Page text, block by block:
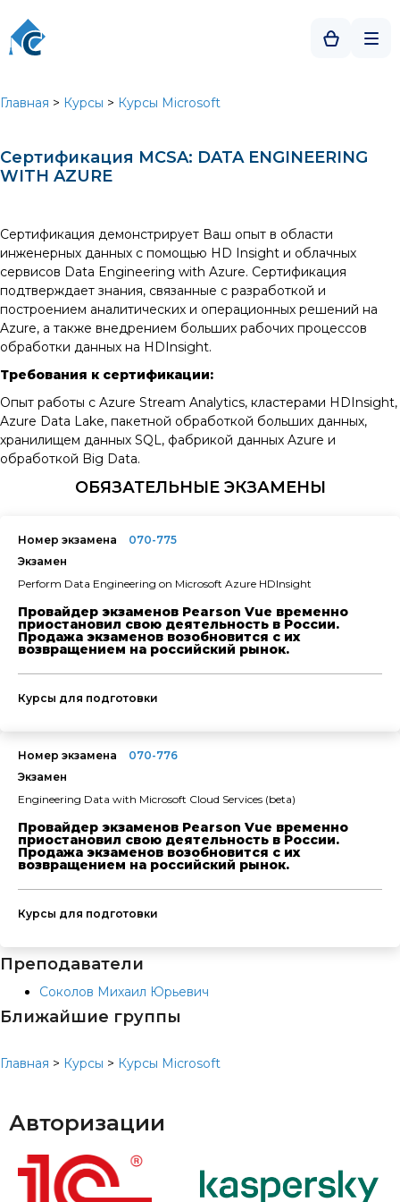
Главная > Курсы > Курсы Microsoft
Сертификация MCSA: DATA ENGINEERING
WITH AZURE
Cертификация демонстрирует Ваш опыт в области
инженерных данных с помощью HD Insight и облачных
сервисов Data Engineering with Azure. Сертификация
подтверждает знания, связанные с разработкой и
построением аналитических и операционных решений на
Azure, а также внедрением больших рабочих процессов
обработки данных на HDInsight.
Требования к сертификации:
Опыт работы с Azure Stream Analytics, кластерами HDInsight,
Azure Data Lake, пакетной обработкой больших данных,
хранилищем данных SQL, фабрикой данных Azure и
обработкой Big Data.
ОБЯЗАТЕЛЬНЫЕ ЭКЗАМЕНЫ
Номер экзамена
070-775
Экзамен
Perform Data Engineering on Microsoft Azure HDInsight
Провайдер экзаменов Pearson Vue временно
приостановил свою деятельность в России.
Продажа экзаменов возобновится с их
возвращением на российский рынок.
Курсы для подготовки
Номер экзамена
070-776
Экзамен
Engineering Data with Microsoft Cloud Services (beta)
Провайдер экзаменов Pearson Vue временно
приостановил свою деятельность в России.
Продажа экзаменов возобновится с их
возвращением на российский рынок.
Курсы для подготовки
Преподаватели
Соколов Михаил Юрьевич
Ближайшие группы
Главная > Курсы > Курсы Microsoft
Авторизации